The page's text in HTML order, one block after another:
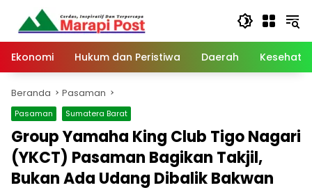
Langsung
konten
Ekonomi
Hukum dan Peristiwa Daerah
Beranda Pasaman
Pasaman Sumatera Barat
Group Yamaha King Club Tigo Nagari
(YKCT) Pasaman Bagikan Takjil,
Bukan Ada Udang Dibalik Bakwan